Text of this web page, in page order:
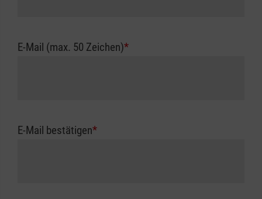
E-Mail (max. 50 Zeichen)*
E-Mail bestätigen*